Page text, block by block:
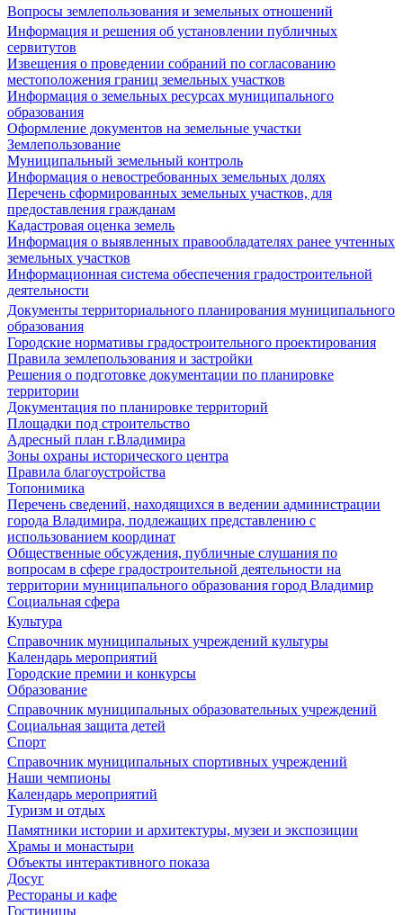
Вопросы землепользования и земельных отношений
Информация и решения об установлении публичных
сервитутов
Извещения о проведении собраний по согласованию
местоположения границ земельных участков
Информация о земельных ресурсах муниципального
образования
Оформление документов на земельные участки
Землепользование
Муниципальный земельный контроль
Информация о невостребованных земельных долях
Перечень сформированных земельных участков, для
предоставления гражданам
Кадастровая оценка земель
Информация о выявленных правообладателях ранее учтенных
земельных участков
Информационная система обеспечения градостроительной
деятельности
Документы территориального планирования муниципального
образования
Городские нормативы градостроительного проектирования
Правила землепользования и застройки
Решения о подготовке документации по планировке
территории
Документация по планировке территорий
Площадки под строительство
Адресный план г.Владимира
Зоны охраны исторического центра
Правила благоустройства
Топонимика
Перечень сведений, находящихся в ведении администрации
города Владимира, подлежащих представлению с
использованием координат
Общественные обсуждения, публичные слушания по
вопросам в сфере градостроительной деятельности на
территории муниципального образования город Владимир
Социальная сфера
Культура
Справочник муниципальных учреждений культуры
Календарь мероприятий
Городские премии и конкурсы
Образование
Справочник муниципальных образовательных учреждений
Социальная защита детей
Спорт
Справочник муниципальных спортивных учреждений
Наши чемпионы
Календарь мероприятий
Туризм и отдых
Памятники истории и архитектуры, музеи и экспозиции
Храмы и монастыри
Объекты интерактивного показа
Досуг
Рестораны и кафе
Гостиницы